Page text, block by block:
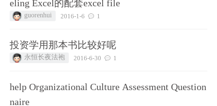
eling Excel的配套excel file
guorenhui 2016-1-6 1
投资学用那本书比较好呢
永恒长夜法袍 2016-6-30 1
help Organizational Culture Assessment Question
naire